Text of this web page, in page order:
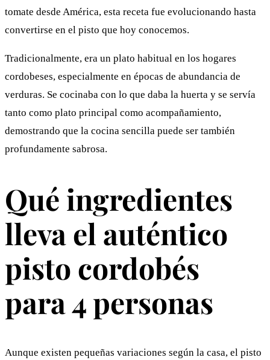
tomate desde América, esta receta fue evolucionando hasta
convertirse en el pisto que hoy conocemos.
Tradicionalmente, era un plato habitual en los hogares
cordobeses, especialmente en épocas de abundancia de
verduras. Se cocinaba con lo que daba la huerta y se servía
tanto como plato principal como acompañamiento,
demostrando que la cocina sencilla puede ser también
profundamente sabrosa.
Qué ingredientes
lleva el auténtico
pisto cordobés
para 4 personas
Aunque existen pequeñas variaciones según la casa, el pisto